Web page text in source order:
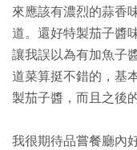
來應該有濃烈的蒜香
道。還好特製茄子醬
讓我誤以為有加魚子
道菜算挺不錯的，基
製茄子醬，而且之後
我很期待品嘗餐廳內